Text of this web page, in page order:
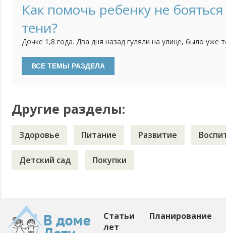
сад, поскольку мне пора уже выходить на работу.
ребенок уже мог самостоятельно кушать, садиться на
Как помочь ребенку не
тени?
Дочке 1,8 года. Два дня назад гуляли на улице, было уже
поиграть с тенью, потрогать и т.д. не помогли. И вот
дома - как только видит тень, сразу бежит на диван, на
Другие разделы:
Здоровье Питание Развитие
Детский сад Покупки
Статьи
Планирование
лет